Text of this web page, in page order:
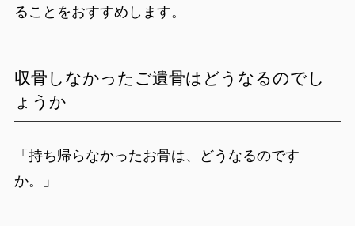
ることをおすすめします。
収骨しなかったご遺骨はどうなるのでし
ょうか
「持ち帰らなかったお骨は、どうなるのです
か。」